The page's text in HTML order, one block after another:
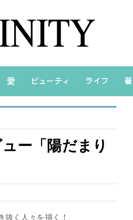
ー「陽だまり
抜く人々を描く！